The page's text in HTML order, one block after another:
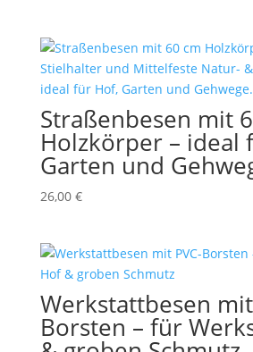
Straßenbesen mit
Holzkörper – ideal
Garten und
26,00 €
Werkstattbesen mit
Borsten – für